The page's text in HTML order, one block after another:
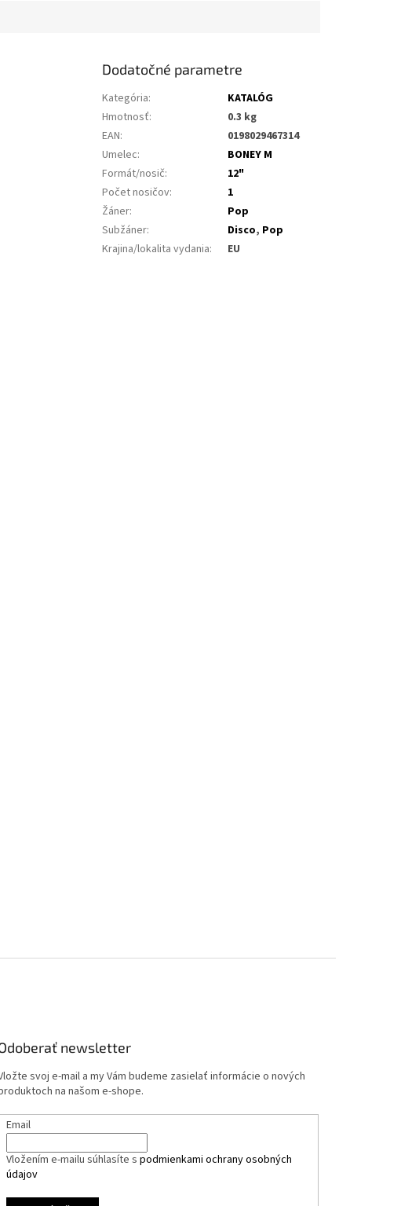
Dodatočné parametre
Kategória:
KATALÓG
Hmotnosť:
0.3 kg
EAN:
0198029467314
Umelec:
BONEY M
Formát/nosič:
12"
Počet nosičov:
1
Žáner:
Pop
Subžáner: Disco, Pop
Krajina/lokalita vydania: EU
newsletter
svoj e-mail a my Vám budeme zasielať informácie o nových
na našom e-shope.
Email
Vložením e-mailu súhlasíte spodmienkami ochrany osobných
údajov